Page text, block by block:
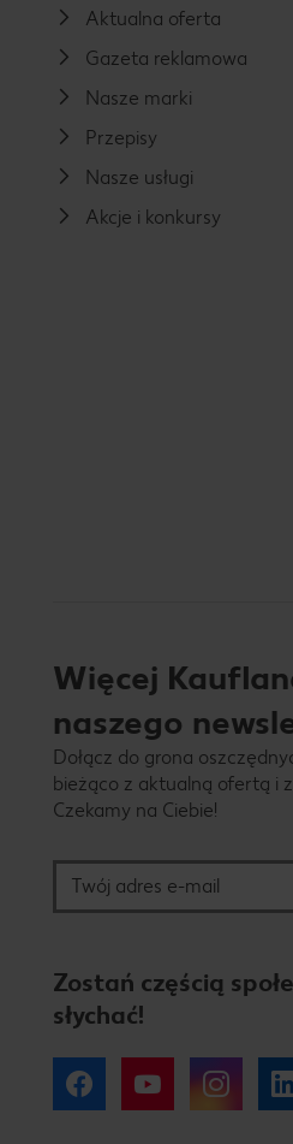
Aktualna oferta
Gazeta reklamowa
Nasze marki
Przepisy
Nasze usługi
Akcje i konkursy
Więcej
naszego
Dołącz do grona
bieżąco z aktualną ofertą i
Czekamy na Ciebie!
Twój adres e-mail
Zostań częścią
słychać!
Facebook YouTube